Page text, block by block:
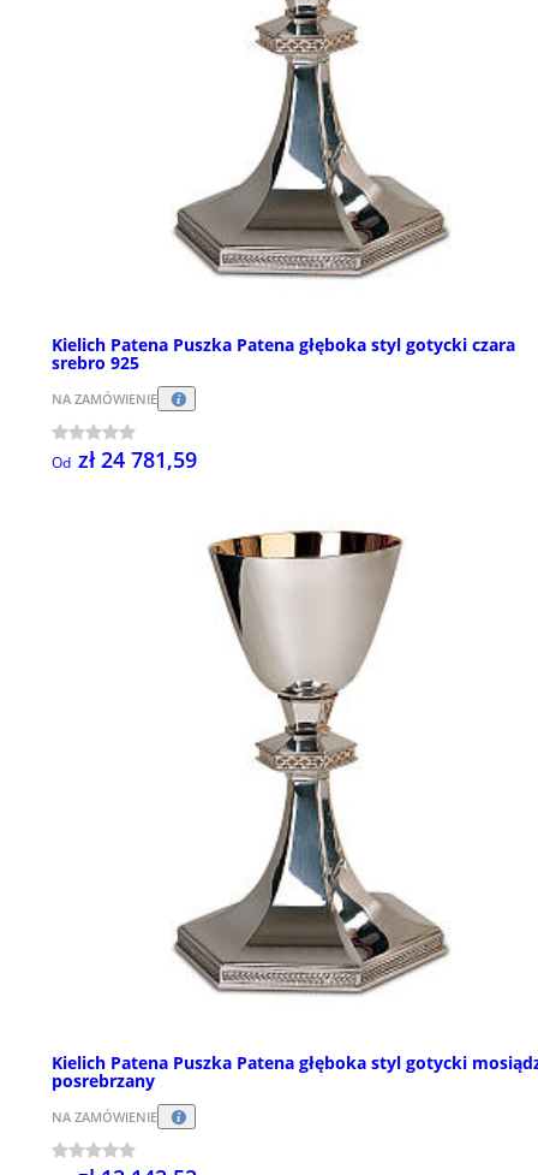
Kielich Patena Puszka Patena głęboka styl gotycki czara
srebro 925
NA ZAMÓWIENIE
Od zł 24 781,59
Kielich Patena Puszka Patena głęboka styl gotycki
posrebrzany
NA ZAMÓWIENIE